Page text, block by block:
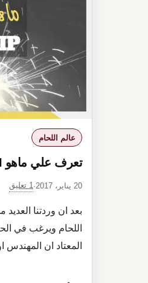
Fusion
Weld
عالم اللحام
تعرف علي ماهو AWS-CWI and CSWIP -TWI شهادات اللحام
20 يناير، 2017 ·1 تعليق
بعد ان وردتنا
اللحام ويرغب في
المعتاد ان